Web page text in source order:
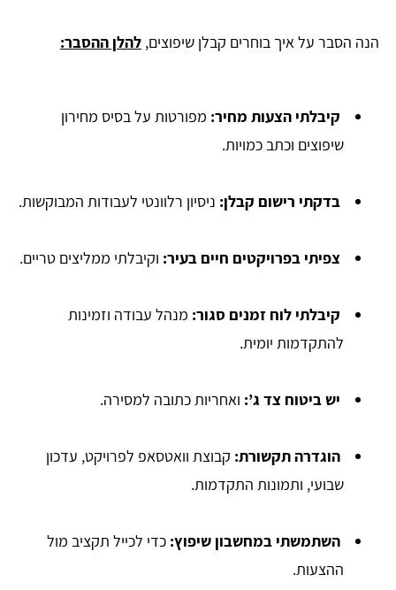
הנה הסבר על איך בוחרים קבלן שיפוצים, להלן ההסבר:
קיבלתי הצעות מחיר: מפורטות על בסיס מחירון
שיפוצים וכתב כמויות.
בדקתי רישום קבלן: ניסיון רלוונטי לעבודות המבוקשות.
צפיתי בפרויקטים חיים בעיר: וקיבלתי ממליצים טריים.
קיבלתי לוח זמנים סגור: מנהל עבודה וזמינות
להתקדמות יומית.
יש ביטוח צד ג’: ואחריות כתובה למסירה.
הוגדרה תקשורת: קבוצת וואטסאפ לפרויקט, עדכון
שבועי, ותמונות התקדמות.
השתמשתי במחשבון שיפוץ: כדי לכייל תקציב מול
ההצעות.